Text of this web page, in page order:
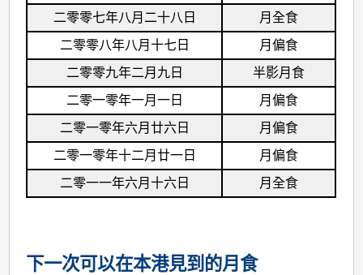
二零零七年八月二十八日
月全食
二零零八年八月十七日
月偏食
二零零九年二月九日
半影月食
二零一零年一月一日
月偏食
二零一零年六月廿六日
月偏食
二零一零年十二月廿一日
月偏食
二零一一年六月十六日
月全食
下一次可以在本港見到的月食